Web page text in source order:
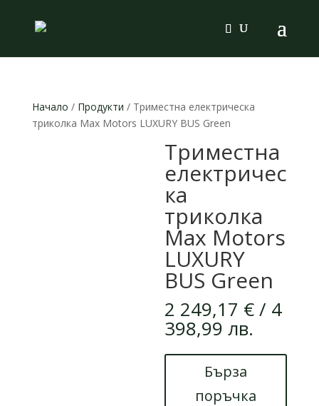
Начало / Продукти / Триместна електрическа
триколка Max Motors LUXURY BUS Green
Триместна
електричес
ка
триколка
Max Motors
LUXURY
BUS Green
2 249,17 €/ 4
398,99 лв.
Бърза
поръчка